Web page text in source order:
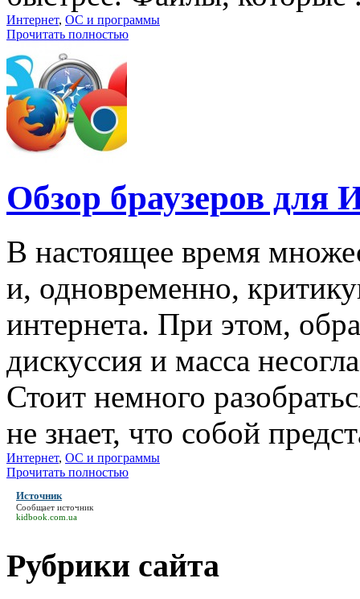
Интернет, ОС и программы
Прочитать полностью
Обзор браузеров для
В настоящее время
и, одновременно,
интернета. При этом,
дискуссия и масса
Стоит немного
не знает, что собой
Интернет, ОС и программы
Прочитать полностью
Источник
Сообщает источник
kidbook.com.ua
Рубрики сайта